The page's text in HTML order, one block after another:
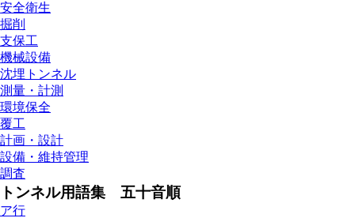
安全衛生
掘削
支保工
機械設備
沈埋トンネル
測量・計測
環境保全
覆工
計画・設計
設備・維持管理
調査
トンネル用語集 五十音順
ア行